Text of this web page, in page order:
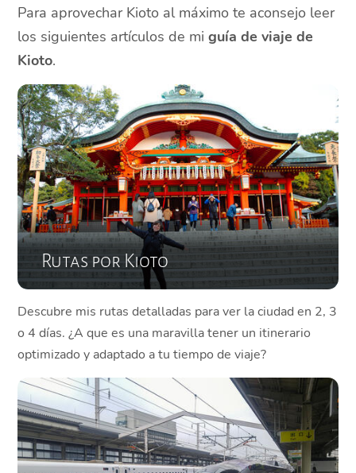
Para aprovechar Kioto al máximo te aconsejo leer
los siguientes artículos de miguía de viaje de
Kioto.
Rutas por Kioto
Descubre mis rutas detalladas para ver la ciudad en 2, 3
o 4 días. ¿A que es una maravilla tener un itinerario
optimizado y adaptado a tu tiempo de viaje?